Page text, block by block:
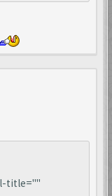
title=""